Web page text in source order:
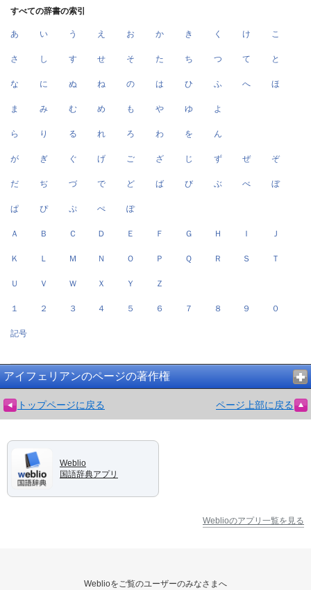
すべての辞書の索引
あ い う え お か き く け こ
さ し す せ そ た ち つ て と
な に ぬ ね の は ひ ふ へ ほ
ま み む め も や ゆ よ
ら り る れ ろ わ を ん
が ぎ ぐ げ ご ざ じ ず ぜ ぞ
だ ぢ づ で ど ば び ぶ べ ぼ
ぱ ぴ ぷ ぺ ぽ
Ａ Ｂ Ｃ Ｄ Ｅ Ｆ Ｇ Ｈ Ｉ Ｊ
Ｋ Ｌ Ｍ Ｎ Ｏ Ｐ Ｑ Ｒ Ｓ Ｔ
Ｕ Ｖ Ｗ Ｘ Ｙ Ｚ
１ ２ ３ ４ ５ ６ ７ ８ ９ ０
記号
アイフェリアンのページの著作権
トップページに戻る ページ上部に戻る
Weblio
国語辞典アプリ
Weblioのアプリ一覧を見る
Weblioをご覧のユーザーのみなさまへ